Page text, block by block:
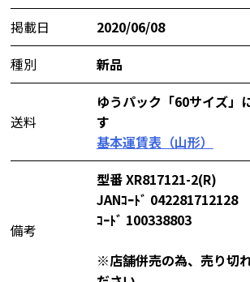
掲載日
2020/06/08
種別
新品
送料
ゆうパック「60サイズ」
す
基本運賃表（山形）
備考
型番 XR817121-2(R)
JANｺｰﾄﾞ 042281712128
ｺｰﾄﾞ 100338803
※店舗併売の為、売り切